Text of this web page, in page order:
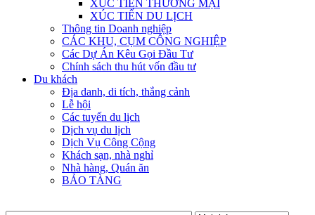
XÚC TIẾN THƯƠNG MẠI
XÚC TIẾN DU LỊCH
Thông tin Doanh nghiệp
CÁC KHU, CỤM CÔNG NGHIỆP
Các Dự Án Kêu Gọi Đầu Tư
Chính sách thu hút vốn đầu tư
Du khách
Địa danh, di tích, thắng cảnh
Lễ hội
Các tuyến du lịch
Dịch vụ du lịch
Dịch Vụ Công Cộng
Khách sạn, nhà nghỉ
Nhà hàng, Quán ăn
BẢO TÀNG